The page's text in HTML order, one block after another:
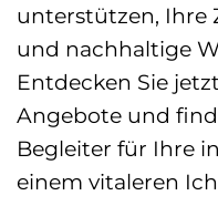
unterstützen, Ihre
und nachhaltige
Entdecken Sie
Angebote und
Begleiter für Ihre
einem vitaleren